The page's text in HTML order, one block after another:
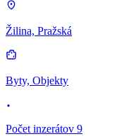
Žilina, Pražská
Byty, Objekty
Počet inzerátov 9